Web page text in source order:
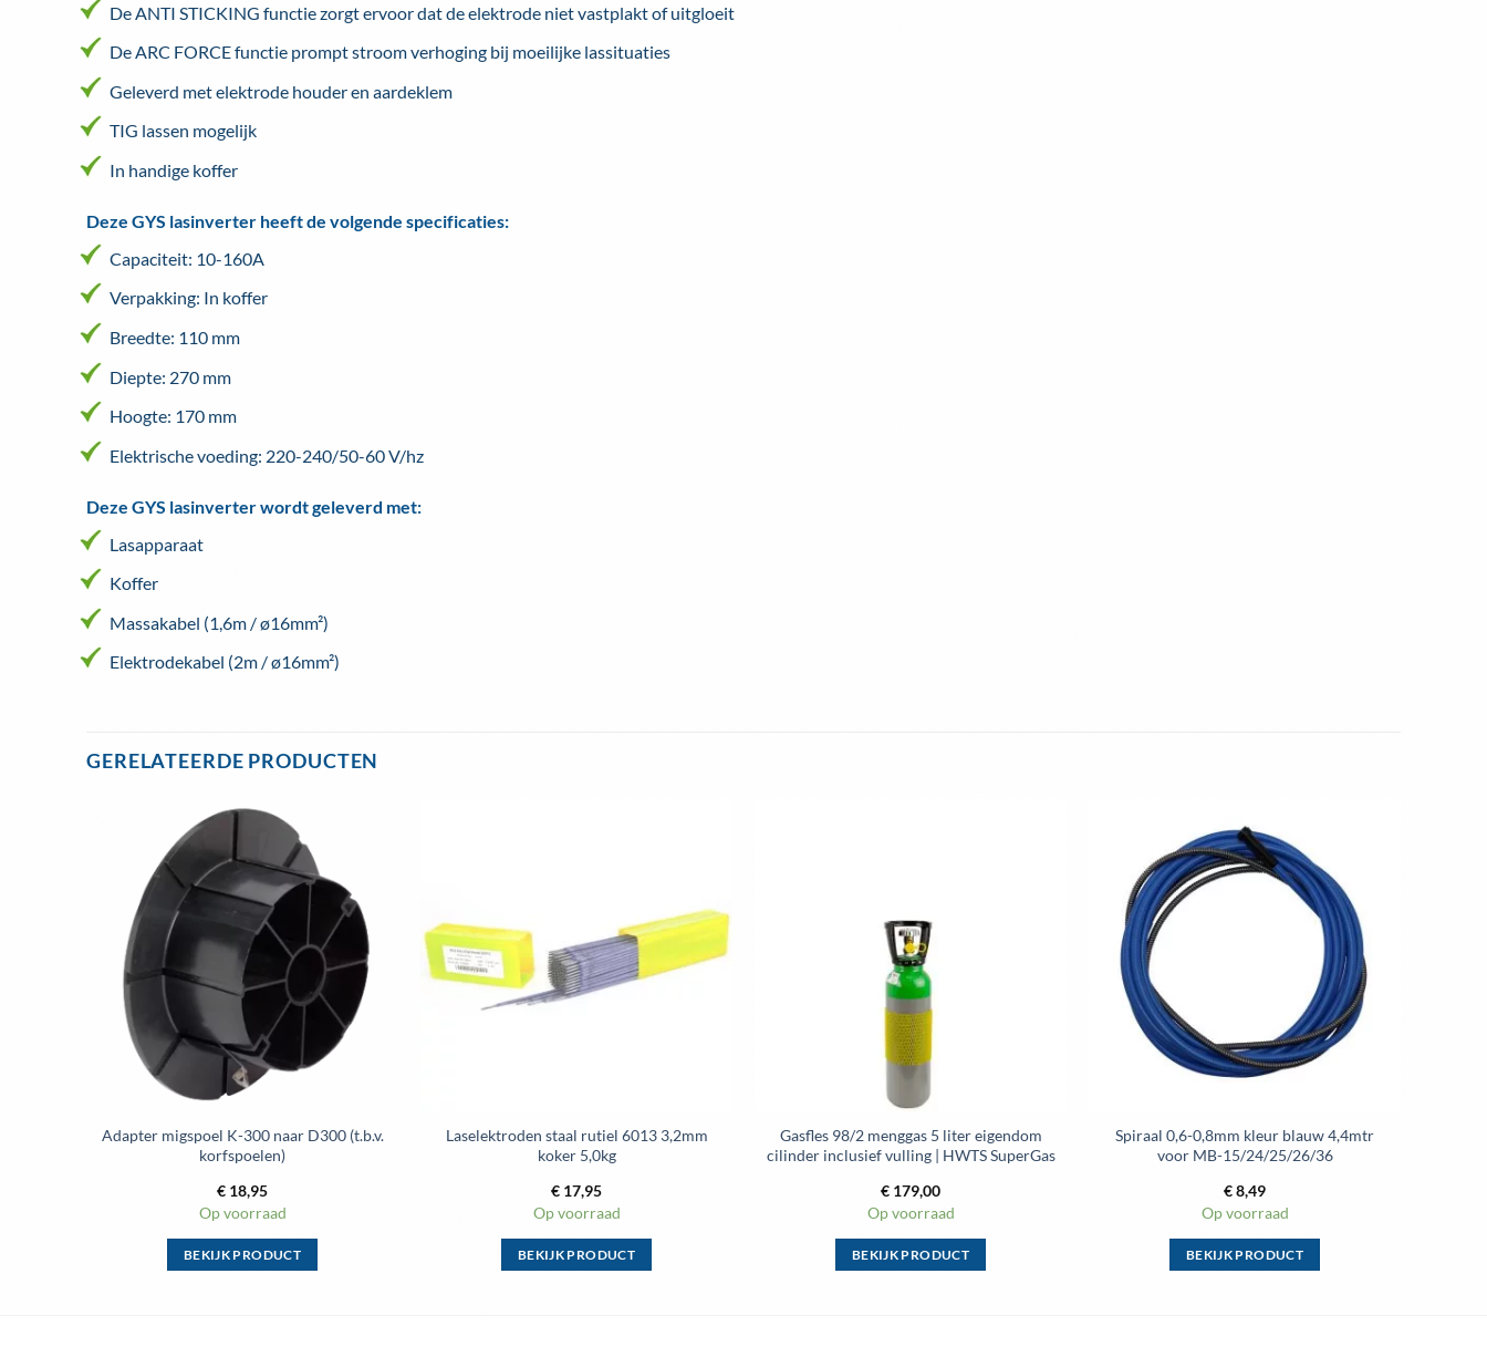
De ANTI STICKING functie zorgt ervoor dat de elektrode niet vastplakt of uitgloeit
De ARC FORCE functie prompt stroom verhoging bij moeilijke lassituaties
Geleverd met elektrode houder en aardeklem
TIG lassen mogelijk
In handige koffer
Deze GYS lasinverter heeft de volgende specificaties:
Capaciteit: 10-160A
Verpakking: In koffer
Breedte: 110 mm
Diepte: 270 mm
Hoogte: 170 mm
Elektrische voeding: 220-240/50-60 V/hz
Deze GYS lasinverter wordt geleverd met:
Lasapparaat
Koffer
Massakabel (1,6m / ø16mm²)
Elektrodekabel (2m / ø16mm²)
GERELATEERDE PRODUCTEN
wenslijst
Adapter migspoel K-300 naar D300 (t.b.v.
korfspoelen)
€ 18,95
Op voorraad
BEKIJK PRODUCT
Laselektroden staal rutiel 6013 3,2mm
koker 5,0kg
€ 17,95
Op voorraad
BEKIJK PRODUCT
Gasfles 98/2 menggas 5 liter eigendom
cilinder inclusief vulling | HWTS SuperGas
€ 179,00
Op voorraad
BEKIJK PRODUCT
wenslijst
Spiraal 0,6-0,8mm kleur blauw 4,4mtr
voor MB-15/24/25/26/36
€8,49
Op voorraad
BEKIJK PRODUCT